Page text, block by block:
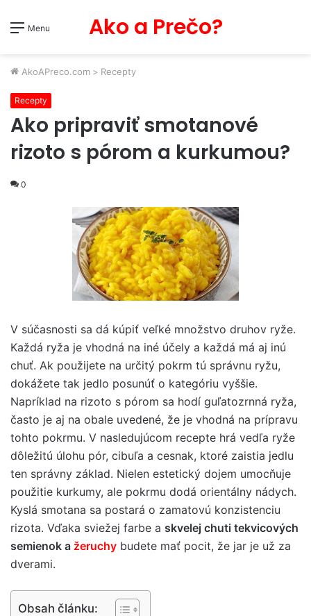
Menu Ako a Prečo?
AkoAPreco.com > Recepty
Recepty
Ako pripraviť smotanové
rizoto s pórom a kurkumou?
0
V súčasnosti sa dá kúpiť veľké množstvo druhov ryže.
Každá ryža je vhodná na iné účely a každá má aj inú
chuť. Ak použijete na určitý pokrm tú správnu ryžu,
dokážete tak jedlo posunúť o kategóriu vyššie.
Napríklad na rizoto s pórom sa hodí guľatozrnná ryža,
často je aj na obale uvedené, že je vhodná na prípravu
tohto pokrmu. V nasledujúcom recepte hrá vedľa ryže
dôležitú úlohu pór, cibuľa a cesnak, ktoré zaistia jedlu
ten správny základ. Nielen estetický dojem umocňuje
použitie kurkumy, ale pokrmu dodá orientálny nádych.
Kyslá smotana sa postará o zamatovú konzistenciu
rizota. Vďaka sviežej farbe a skvelej chuti tekvicových
semienok a žeruchy budete mať pocit, že jar je už za
dverami.
Obsah článku: